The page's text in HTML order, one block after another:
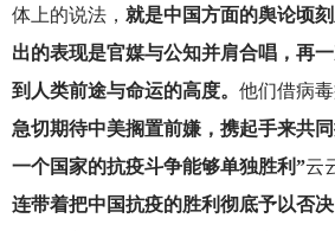
体上的说法， 就是中国方面的舆论顷
出的表现是官媒与公知并肩合唱，再
到人类前途与命运的高度。 他们借病
急切期待中美搁置前嫌，携起手来共同
一个国家的抗疫斗争能够单独胜利”云
连带着把中国抗疫的胜利彻底予以否